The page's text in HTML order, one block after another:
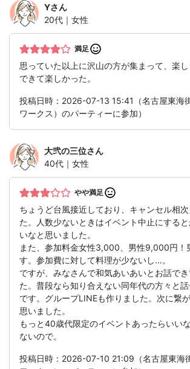
Yさん
20代｜女性
満足
思っていた以上に沢山の方が集まって、楽
できて楽しかった。
投稿日時：2026-07-13 15:41（名古屋東海
ワークス）のパーティーに参加）
大弐の三位さん
40代｜女性
やや満足
ちょうど台風接近しており、キャンセル相
た。人数少ないときはイベント中止にする
いなと思いました。
また、参加料金女性3,000、男性9,000円！
す。参加費に対して料理が少ないし…。
ですが、みなさんで和気あいあいとお話で
た。普段なら知り合えない同年代の方々と
です。グループLINEも作りました。次に繋
思いました。
もっと40歳代限定のイベントあったらいい
ないので。
投稿日時：2026-07-10 21:09（名古屋東海